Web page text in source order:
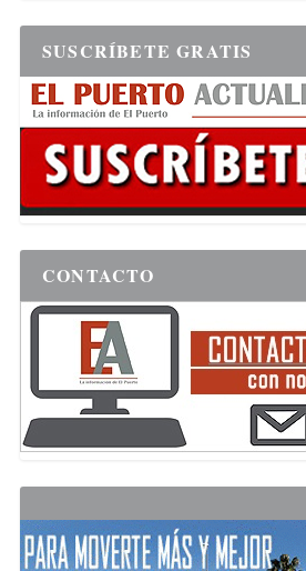
SUSCRÍBETE GRATIS
CONTACTO